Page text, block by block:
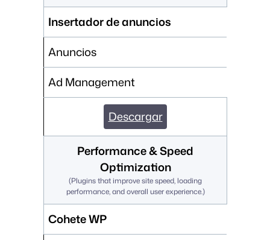
Insertador de anuncios
Anuncios
Ad Management
Descargar
Performance & Speed
Optimization
(Plugins that improve site speed, loading
performance, and overall user experience.)
Cohete WP